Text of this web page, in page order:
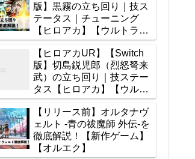
版】黒霧の立ち回り｜技ス
テータス｜チューニング
【ヒロアカ】【ウルトララ
ンブル】
【ヒロアカUR】【Switch
版】切島鋭児郎（烈怒弩来
武）の立ち回り｜技ステー
タス【ヒロアカ】【ウルト
ラランブル】
【リリース前】オルタナヴ
ェルト -青の祓魔師 外伝-を
徹底解説！【新作ゲーム】
【オルエク】